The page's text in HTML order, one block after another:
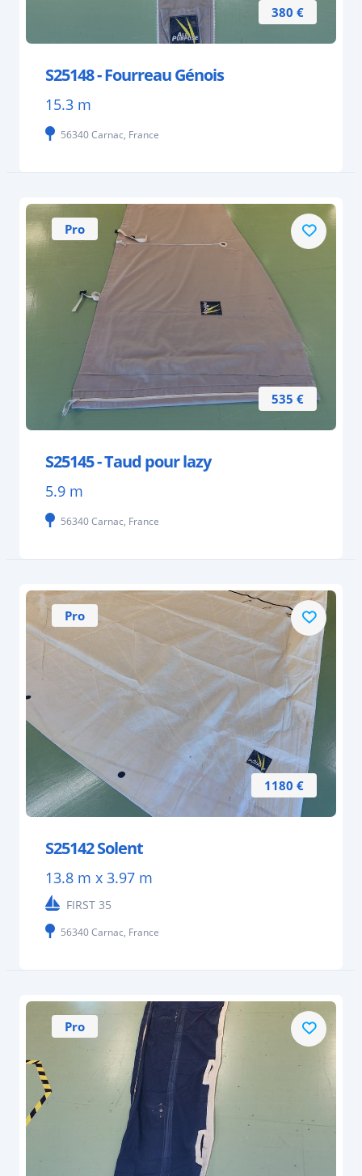
380 €
S25148 - Fourreau Génois
15.3 m
56340 Carnac, France
535 €
Pro
S25145 - Taud pour lazy
5.9 m
56340 Carnac, France
1180 €
Pro
S25142 Solent
13.8 m x 3.97 m
FIRST 35
56340 Carnac, France
Pro